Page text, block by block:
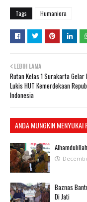
Tags Humaniora
LEBIH LAMA
Rutan Kelas 1 Surakarta Gelar
Lukis HUT Kemerdekaan
Indonesia
ANDA MUNGKIN MENYUKAI
Baznas
Di Jati